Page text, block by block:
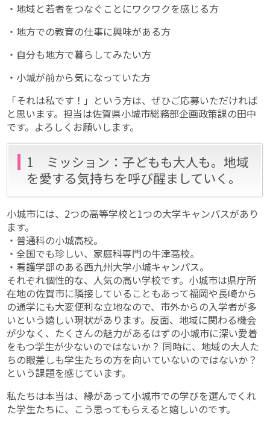
・地域と若者をつなぐことにワクワクを感じる方
・地方での教育の仕事に興味がある方
・自分も地方で暮らしてみたい方
・小城が前から気になっていた方
「それは私です！」という方は、ぜひご応募いただければ
と思います。担当は佐賀県小城市総務部企画政策課の田中
です。よろしくお願いします。
1 ミッション：子どもも大人も。地域
を愛する気持ちを呼び醒ましていく。
小城市には、2つの高等学校と1つの大学キャンパスがあり
ます。
・普通科の小城高校。
・全国でも珍しい、家庭科専門の牛津高校。
・看護学部のある西九州大学小城キャンパス。
それぞれ個性的な、人気の高い学校です。小城市は県庁所
在地の佐賀市に隣接していることもあって福岡や長崎から
の通学にも大変便利な立地なので、市外からの入学者が多
いという嬉しい現状があります。反面、地域に関わる機会
が少なく、たくさんの魅力があるはずの小城市に深い愛着
をもつ学生が少ないのではないか？ 同時に、地域の大人た
ちの眼差しも学生たちの方を向いていないのではないか？
という課題を感じています。
私たちは本当は、縁があって小城市での学びを選んでくれ
た学生たちに、こう思ってもらえると嬉しいのです。